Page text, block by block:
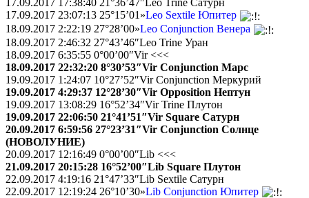
17.09.2017 17:38:40 21°36’47″Leo Trine Сатурн
17.09.2017 23:07:13 25°15’01»Leo Sextile Юпитер
18.09.2017 2:22:19 27°28’00»Leo Conjunction Венера
18.09.2017 2:46:32 27°43’46″Leo Trine Уран
18.09.2017 6:35:55 0°00’00″Vir <<<
18.09.2017 22:32:20 8°30’53″Vir Conjunction Марс
19.09.2017 1:24:07 10°27’52″Vir Conjunction Меркурий
19.09.2017 4:29:37 12°28’30″Vir Opposition Нептун
19.09.2017 13:08:29 16°52’34″Vir Trine Плутон
19.09.2017 22:06:50 21°41’51″Vir Square Сатурн
20.09.2017 6:59:56 27°23’31″Vir Conjunction Солнце
(НОВОЛУНИЕ)
20.09.2017 12:16:49 0°00’00″Lib <<<
21.09.2017 20:15:28 16°52’00″Lib Square Плутон
22.09.2017 4:19:16 21°47’33″Lib Sextile Сатурн
22.09.2017 12:19:24 26°10’30»Lib Conjunction Юпитер